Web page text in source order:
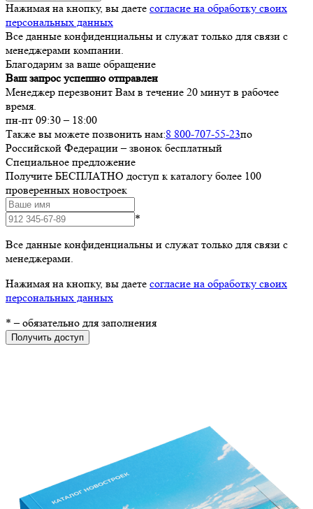
Нажимая на кнопку, вы даете согласие на обработку своих
персональных данных
Все данные конфиденциальны и служат только для связи с
менеджерами компании.
Благодарим за ваше обращение
Ваш запрос успешно отправлен
Менеджер перезвонит Вам в течение 20 минут в рабочее
время.
пн-пт 09:30 – 18:00
Также вы можете позвонить нам:8 800-707-55-23по
Российской Федерации – звонок бесплатный
Специальное предложение
Получите БЕСПЛАТНО доступ к каталогу более 100
проверенных новостроек
*
Все данные конфиденциальны и служат только для связи с
менеджерами.
Нажимая на кнопку, вы даете согласие на обработку своих
персональных данных
* – обязательно для заполнения
Получить доступ